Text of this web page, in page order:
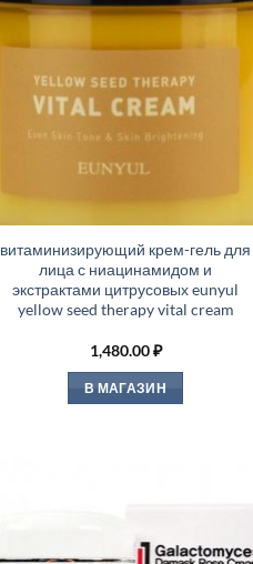
витаминизирующий крем-гель для
лица с ниацинамидом и
экстрактами цитрусовых eunyul
yellow seed therapy vital cream
1,480.00₽
В МАГАЗИН